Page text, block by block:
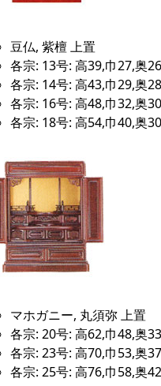
豆仏, 紫檀 上置
各宗: 13号: 高39,巾27,奥26
各宗: 14号: 高43,巾29,奥28
各宗: 16号: 高48,巾32,奥30
各宗: 18号: 高54,巾40,奥30
マホガニー, 丸須弥 上置
各宗: 20号: 高62,巾48,奥33
各宗: 23号: 高70,巾53,奥37
各宗: 25号: 高76,巾58,奥42